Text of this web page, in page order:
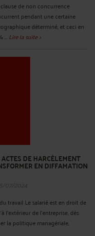
de non concurrence
pendant une certaine
déterminé, et ceci en
... Lire la suite >
DE HARCÈLEMENT
EN DIFFAMATION
07/2024
travail Le salarié est en droit de
l’extérieur de l’entreprise, dès
la politique managériale,